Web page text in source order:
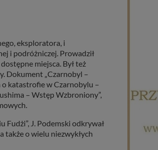
eksploratora, i
i podróżniczej. Prowadził
miejsca. Był też
Dokument „Czarnobyl –
o katastrofie w Czarnobylu –
– Wstęp Wzbroniony”,
J. Podemski odkrywał
także o wielu niezwykłych
- na weekend, wycieczkę, wakacje...